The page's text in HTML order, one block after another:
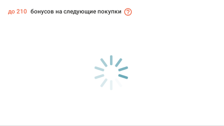
до 210 бонусов на следующие покупки